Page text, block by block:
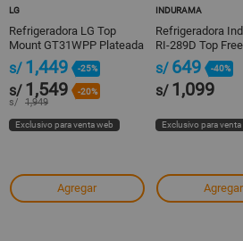
LG
Refrigeradora LG Top
Mount GT31WPP Plateada
314L con Motor Smart
Inverter
s/ 1,449 -25%
s/ 1,549 -20%
s/ 1,949
Exclusivo para venta web
Agregar
INDURAMA
Refrigeradora
RI-289D Top
Gris
s/ 649 -40%
s/ 1,099
Exclusivo para
Agregar